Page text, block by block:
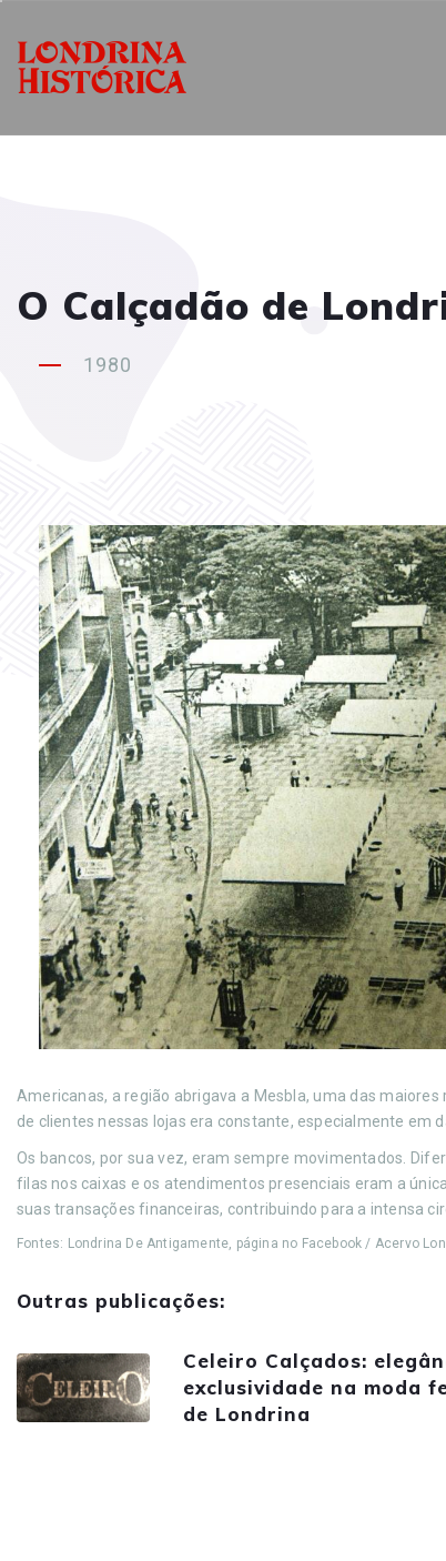
O Calçadão de
1980
Americanas, a região abrigava a Mesbla, uma das
de clientes nessas lojas era constante, especialmente em
Os bancos, por sua vez, eram sempre movimentados.
filas nos caixas e os atendimentos presenciais eram a
suas transações financeiras, contribuindo para a intensa
Fontes: Londrina De Antigamente, página no Facebook / Acervo
Outras publicações:
Celeiro Calçados:
exclusividade na moda
de Londrina